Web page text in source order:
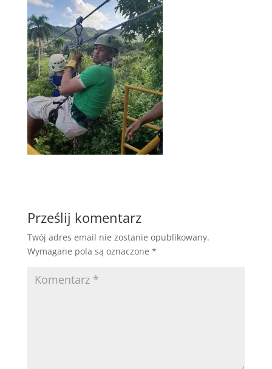
Prześlij komentarz
Twój adres email nie zostanie opublikowany.
Wymagane pola są oznaczone *